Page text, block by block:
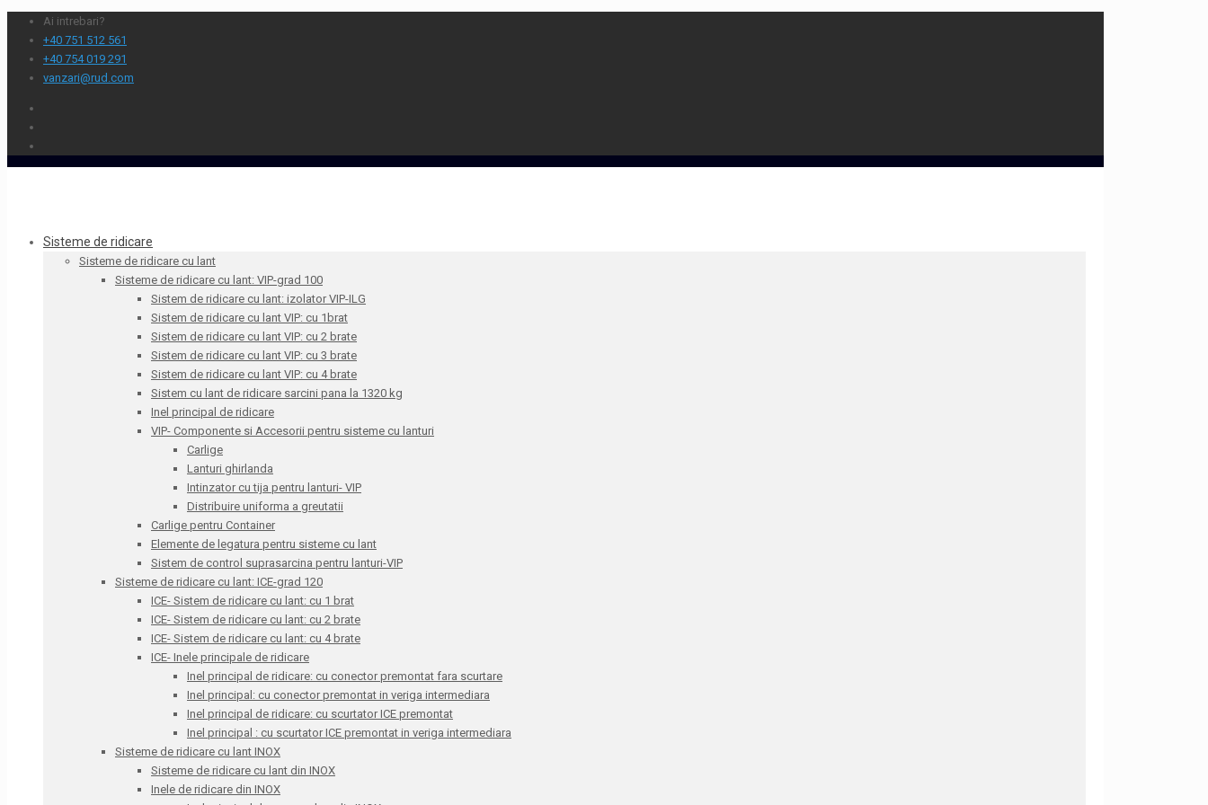
Ai intrebari?
+40 751 512 561
+40 754 019 291
vanzari@rud.com
Sisteme de ridicare
Sisteme de ridicare cu lant
Sisteme de ridicare cu lant: VIP-grad 100
Sistem de ridicare cu lant: izolator VIP-ILG
Sistem de ridicare cu lant VIP: cu 1brat
Sistem de ridicare cu lant VIP: cu 2 brate
Sistem de ridicare cu lant VIP: cu 3 brate
Sistem de ridicare cu lant VIP: cu 4 brate
Sistem cu lant de ridicare sarcini pana la 1320 kg
Inel principal de ridicare
VIP- Componente si Accesorii pentru sisteme cu lanturi
Carlige
Lanturi ghirlanda
Intinzator cu tija pentru lanturi- VIP
Distribuire uniforma a greutatii
Carlige pentru Container
Elemente de legatura pentru sisteme cu lant
Sistem de control suprasarcina pentru lanturi-VIP
Sisteme de ridicare cu lant: ICE-grad 120
ICE- Sistem de ridicare cu lant: cu 1 brat
ICE- Sistem de ridicare cu lant: cu 2 brate
ICE- Sistem de ridicare cu lant: cu 4 brate
ICE- Inele principale de ridicare
Inel principal de ridicare: cu conector premontat fara scurtare
Inel principal: cu conector premontat in veriga intermediara
Inel principal de ridicare: cu scurtator ICE premontat
Inel principal : cu scurtator ICE premontat in veriga intermediara
Sisteme de ridicare cu lant INOX
Sisteme de ridicare cu lant din INOX
Inele de ridicare din INOX